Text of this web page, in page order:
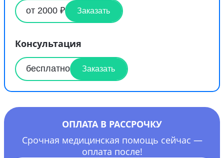
от 2000 ₽ Заказать
Консультация
бесплатно Заказать
ОПЛАТА В РАССРОЧКУ
Срочная медицинская помощь сейчас —
оплата после!